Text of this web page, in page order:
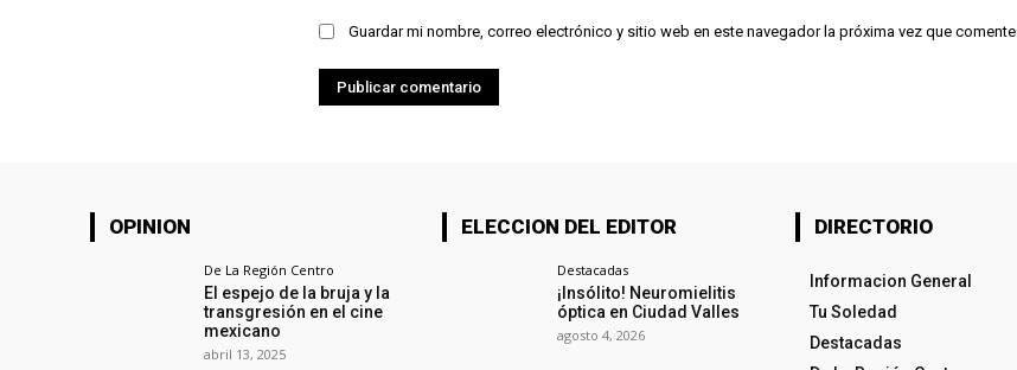
Guardar mi nombre, correo electrónico y sitio web en este navegador la próxima vez que comente.
OPINION
De La Región Centro
El espejo de la bruja y la
transgresión en el cine
mexicano
abril 13, 2025
ELECCION DEL EDITOR
Destacadas
¡Insólito! Neuromielitis
óptica en Ciudad Valles
agosto 4, 2026
DIRECTORIO
Informacion General
Tu Soledad
Destacadas